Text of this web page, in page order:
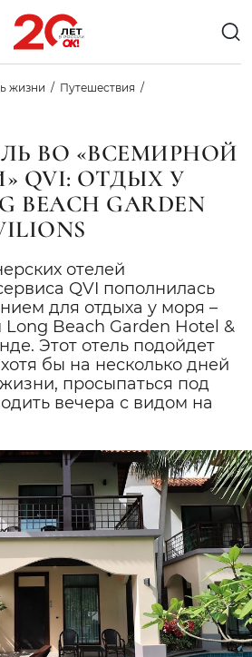
жизни Путешествия
ВО «ВСЕМИРНОЙ
QVI: ОТДЫХ У
BEACH GARDEN
отелей
QVI пополнилась
для отдыха у моря –
Beach Garden Hotel &
Этот отель подойдет
бы на несколько дней
просыпаться под
вечера с видом на